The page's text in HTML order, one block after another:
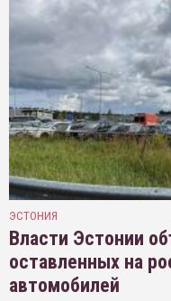
ЭСТОНИЯ
Власти Эстонии
оставленных на
автомобилей